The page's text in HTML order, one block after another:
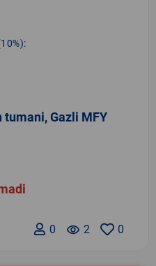
Gazli MFY
0
remove_red_eye 2
0